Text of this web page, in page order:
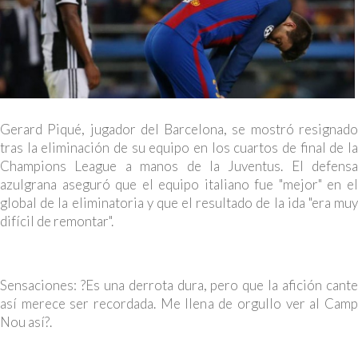
Risaralda
Pereira
Gerard Piqué, jugador del Barcelona, se mostró resignado
tras la eliminación de su equipo en los cuartos de final de la
Champions League a manos de la Juventus. El defensa
azulgrana aseguró que el equipo italiano fue "mejor" en el
global de la eliminatoria y que el resultado de la ida "era muy
difícil de remontar".
Sensaciones: ?Es una derrota dura, pero que la afición cante
así merece ser recordada. Me llena de orgullo ver al Camp
Nou así?.